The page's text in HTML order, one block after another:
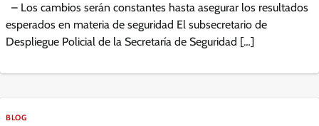
– Los cambios serán constantes hasta asegurar los resultados
esperados en materia de seguridad El subsecretario de
Despliegue Policial de la Secretaría de Seguridad […]
BLOG